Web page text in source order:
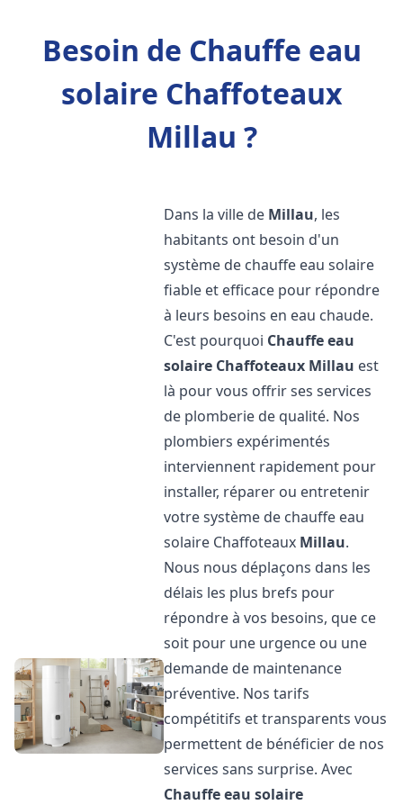
Besoin de Chauffe eau
solaire Chaffoteaux
Millau ?
Dans la ville de Millau, les
habitants ont besoin d'un
système de chauffe eau solaire
fiable et efficace pour répondre
à leurs besoins en eau chaude.
C'est pourquoi Chauffe eau
solaire Chaffoteaux Millau est
là pour vous offrir ses services
de plomberie de qualité. Nos
plombiers expérimentés
interviennent rapidement pour
installer, réparer ou entretenir
votre système de chauffe eau
solaire Chaffoteaux Millau.
Nous nous déplaçons dans les
délais les plus brefs pour
répondre à vos besoins, que ce
soit pour une urgence ou une
demande de maintenance
préventive. Nos tarifs
compétitifs et transparents vous
permettent de bénéficier de nos
services sans surprise. Avec
Chauffe eau solaire